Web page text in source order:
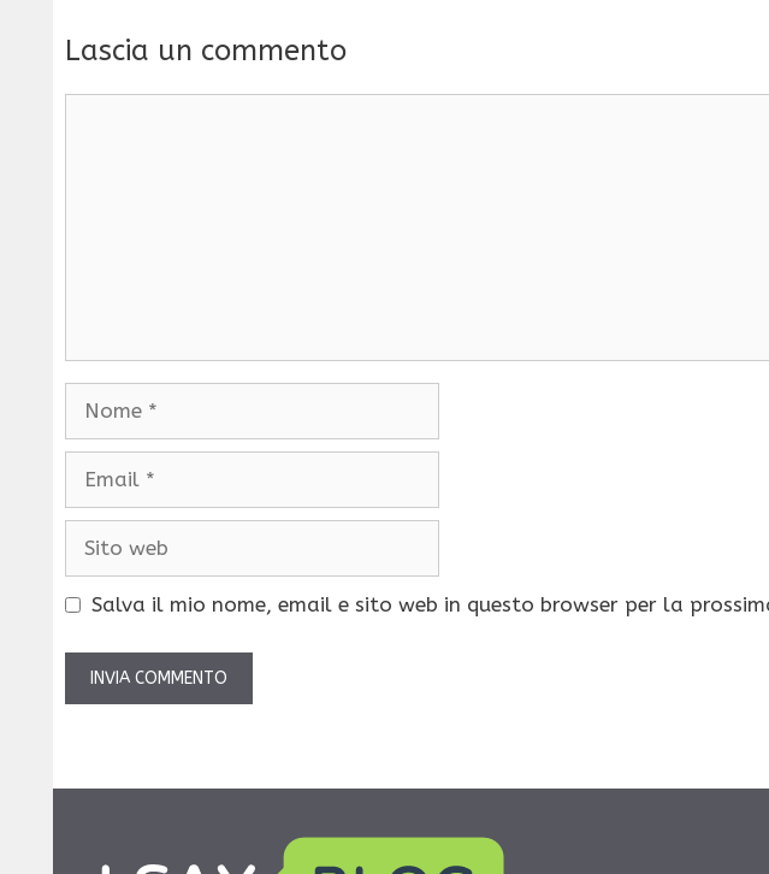
Lascia un commento
Nome
Email
Sito
Salva il mio nome, email e sito web in questo browser per la